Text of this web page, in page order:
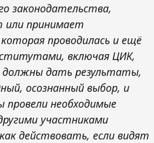
законодательства,
или принимает
проводилась и ещё
включая ЦИК,
должны дать результаты,
осознанный выбор, и
необходимые
участниками
действовать, если видят